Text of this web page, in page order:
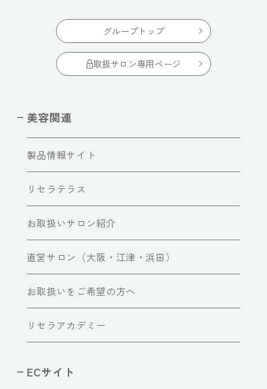
グループトップ
取扱サロン専用ページ
美容関連
製品情報サイト
リセラテラス
お取扱いサロン紹介
直営サロン（大阪・江津・浜田）
お取扱いをご希望の方へ
リセラアカデミー
ECサイト